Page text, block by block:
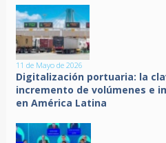
11 de Mayo de 2026
Digitalización portuaria: la
incremento de volúmenes e
en América Latina